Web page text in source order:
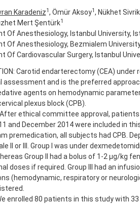
Karadeniz1, Ömür Aksoy1, Nükhet
Mert Şentürk1
Of Anesthesiology, Istanbul Universi̇ty,
Of Anesthesiology, Bezmialem
Of Cardiovascular Surgery, Istanbul
Carotid endarterectomy (CEA)
assessment and is the preferred
agents on hemodynamic
plexus block (CPB).
After ethical committee approval,
and December 2014 were included in
premedication, all subjects had CPB.
II or III. Group I was under
Group II had a bolus of 1-2 μg/kg
doses if required. Group III had an
(hemodynamic, respiratory or
enrolled 80 patients in this study with 33